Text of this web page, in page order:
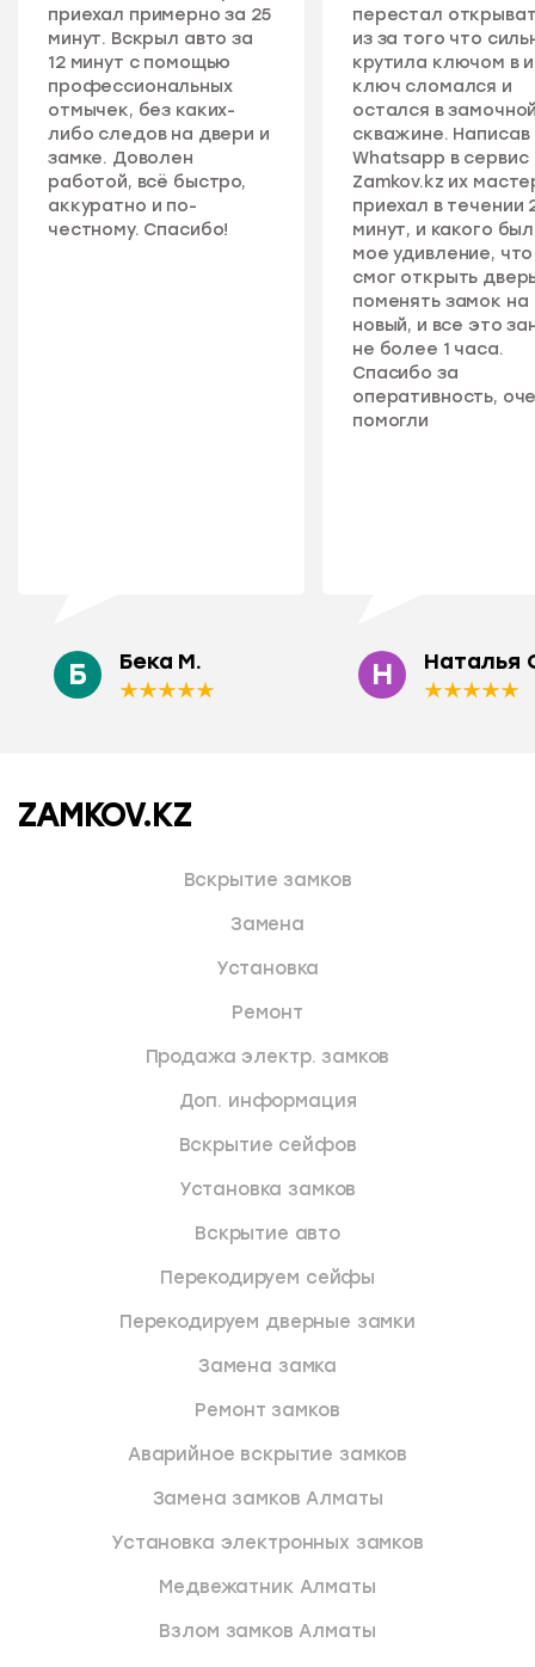
приехал примерно за 25
минут. Вскрыл авто за
12 минут с помощью
профессиональных
отмычек, без каких-
либо следов на двери и
замке. Доволен
работой, всё быстро,
аккуратно и по-
честному. Спасибо!
Б Бека М.
перестал
из за того что
крутила ключом в
ключ сломался и
остался в
скважине. Написав
Whatsapp в сервис
Zamkov.kz их
приехал в течении
минут, и какого
мое удивление,
смог открыть
поменять замок на
новый, и все это
не более 1 часа.
Спасибо за
оперативность,
помогли
Н Наталья
ZAMKOV.KZ
Вскрытие замков
Замена
Установка
Ремонт
Продажа электр. замков
Доп. информация
Вскрытие сейфов
Установка замков
Вскрытие авто
Перекодируем сейфы
Перекодируем дверные замки
Замена замка
Ремонт замков
Аварийное вскрытие замков
Замена замков Алматы
Установка электронных замков
Медвежатник Алматы
Взлом замков Алматы